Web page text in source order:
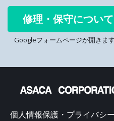
修理・保守について
Googleフォームページが開きます
個人情報保護・プライバシ